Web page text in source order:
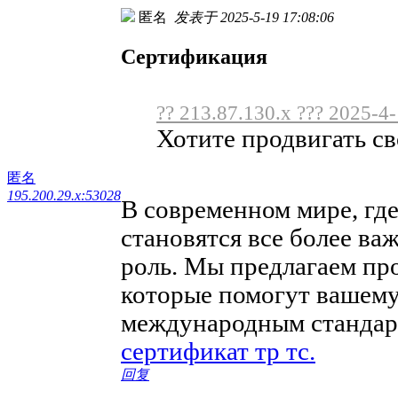
匿名
195.200.29.x:53028
匿名 发表于 2025-5-19 17:08:06
Сертификация
?? 213.87.130.x ??? 2025-
Хотите продвигать
В современном мире,
становятся все более
роль. Мы предлагаем
которые помогут
международным
сертификат тр тс.
回复